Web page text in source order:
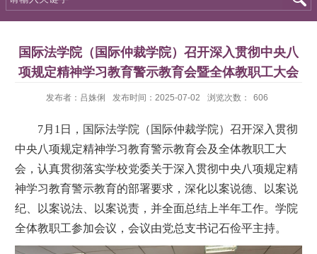
国际法学院（国际仲裁学院）召开深入贯彻中央八
项规定精神学习教育警示教育会暨全体教职工大会
发布者：吕姝俐 发布时间：2025-07-02 浏览次数： 606
7月1日，国际法学院（国际仲裁学院）召开深入贯彻
中央八项规定精神学习教育警示教育会及全体教职工大
会，认真贯彻落实学校党委关于深入贯彻中央八项规定精
神学习教育警示教育的部署要求，深化以案说德、以案说
纪、以案说法、以案说责，并全面总结上半年工作。学院
全体教职工参加会议，会议由党总支书记石俭平主持。